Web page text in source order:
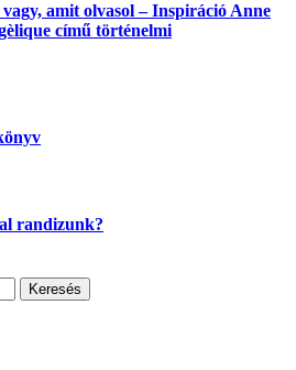
amit olvasol – Inspiráció Anne
című történelmi
randizunk?